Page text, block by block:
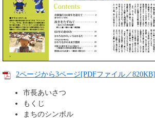
2ページから3ページ[PDFファイル／820KB]
市長あいさつ
もくじ
まちのシンボル